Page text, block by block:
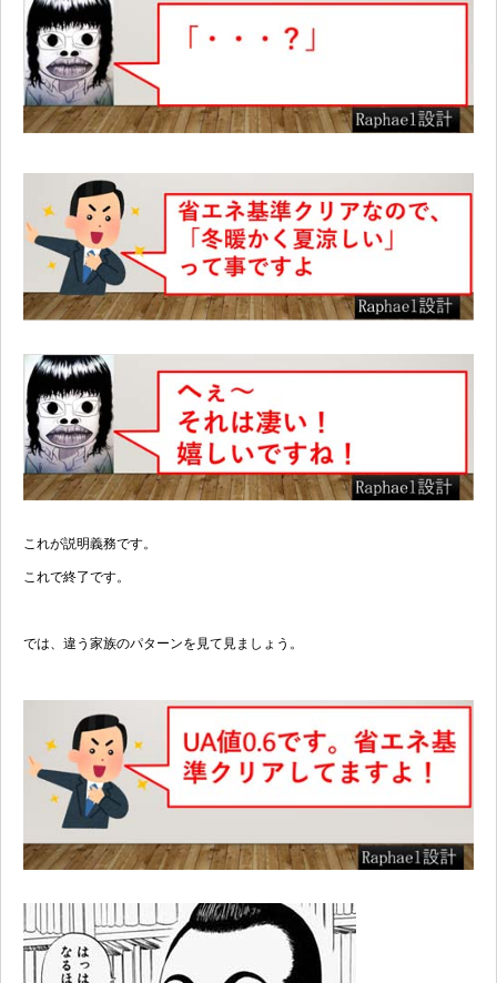
これが説明義務です。
これで終了です。
では、違う家族のパターンを見て見ましょう。